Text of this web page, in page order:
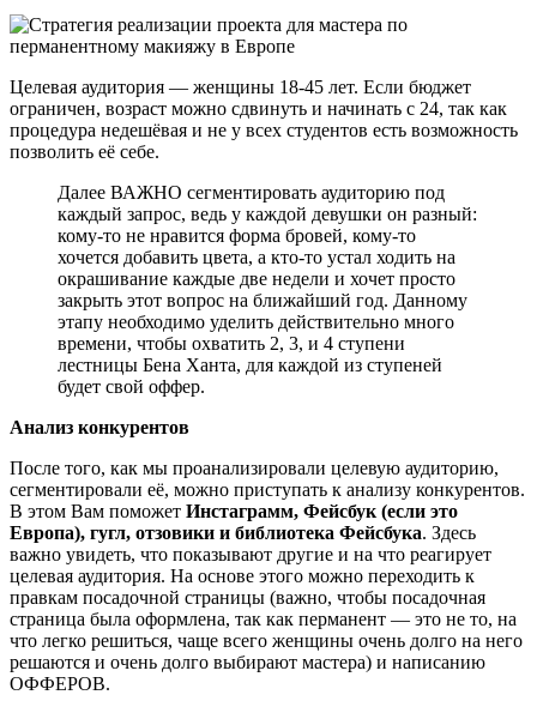
Целевая аудитория — женщины 18-45 лет. Если бюджет
ограничен, возраст можно сдвинуть и начинать с 24, так как
процедура недешёвая и не у всех студентов есть возможность
позволить её себе.
Далее ВАЖНО сегментировать аудиторию под
каждый запрос, ведь у каждой девушки он разный:
кому-то не нравится форма бровей, кому-то
хочется добавить цвета, а кто-то устал ходить на
окрашивание каждые две недели и хочет просто
закрыть этот вопрос на ближайший год. Данному
этапу необходимо уделить действительно много
времени, чтобы охватить 2, 3, и 4 ступени
лестницы Бена Ханта, для каждой из ступеней
будет свой оффер.
Анализ конкурентов
После того, как мы проанализировали целевую аудиторию,
сегментировали её, можно приступать к анализу конкурентов.
В этом Вам поможет Инстаграмм, Фейсбук (если это
Европа), гугл, отзовики и библиотека Фейсбука. Здесь
важно увидеть, что показывают другие и на что реагирует
целевая аудитория. На основе этого можно переходить к
правкам посадочной страницы (важно, чтобы посадочная
страница была оформлена, так как перманент — это не то, на
что легко решиться, чаще всего женщины очень долго на него
решаются и очень долго выбирают мастера) и написанию
ОФФЕРОВ.